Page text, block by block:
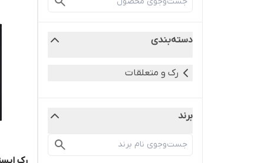
دسته‌بندی
رک و متعلقات
برند